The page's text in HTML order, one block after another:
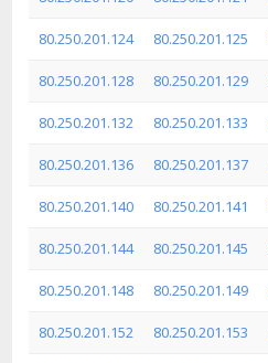
80.250.201.124 80.250.201.125
80.250.201.128 80.250.201.129
80.250.201.132 80.250.201.133
80.250.201.136 80.250.201.137
80.250.201.140 80.250.201.141
80.250.201.144 80.250.201.145
80.250.201.148 80.250.201.149
80.250.201.152 80.250.201.153